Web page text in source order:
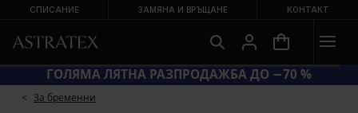
СПИСАНИЕ ЗАМЯНА И ВРЪЩАНЕ КОНТАКТ
ЕКСТРА −20 % НА НАМАЛЕНИ БАНСКИ
За бременни